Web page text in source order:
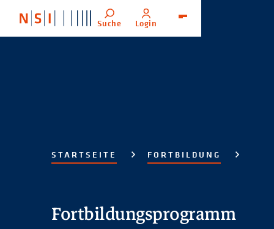
Suche Login
STARTSEITE FORTBILDUNG
Fortbildungsprogramm